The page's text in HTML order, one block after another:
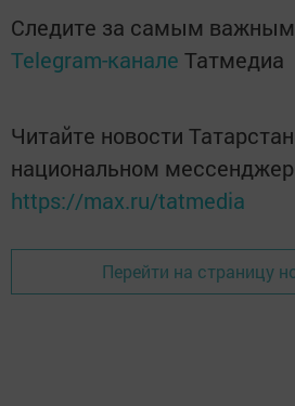
Следите за самым
Telegram-канале Татмедиа
Читайте новости
национальном
https://max.ru/tatmedia
Перейти на страницу